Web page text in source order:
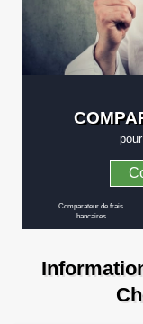
Comparateur de frais
bancaires